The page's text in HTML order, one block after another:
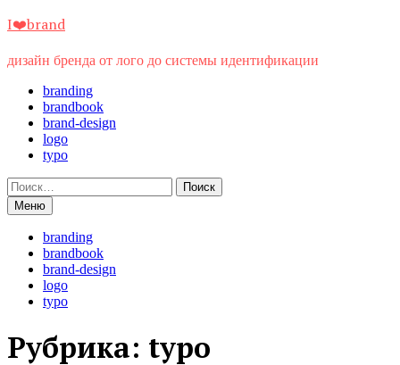
Перейти
содержимому
I❤️brand
дизайн бренда от лого до системы идентификации
branding
brandbook
brand-design
logo
typo
Найти:
Меню
branding
brandbook
brand-design
logo
typo
Рубрика: typo